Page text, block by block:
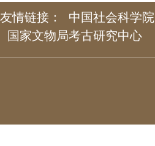
友情链接： 中国社会科学院
国家文物局考古研究中心